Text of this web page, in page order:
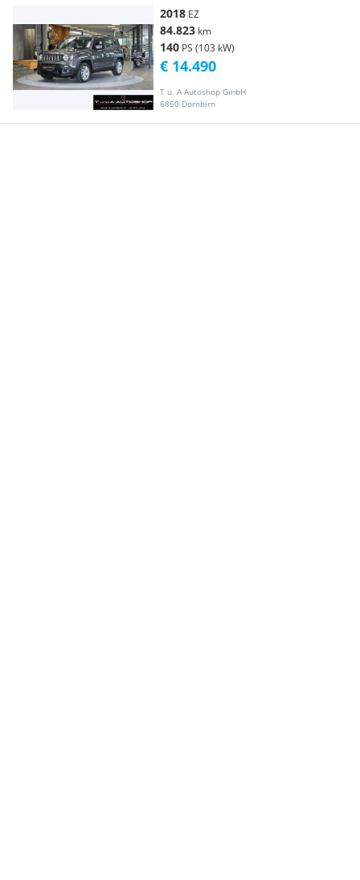
2018 EZ
84.823 km
140 PS (103 kW)
T u. A Autoshop GmbH
6850 Dornbirn
€ 14.490